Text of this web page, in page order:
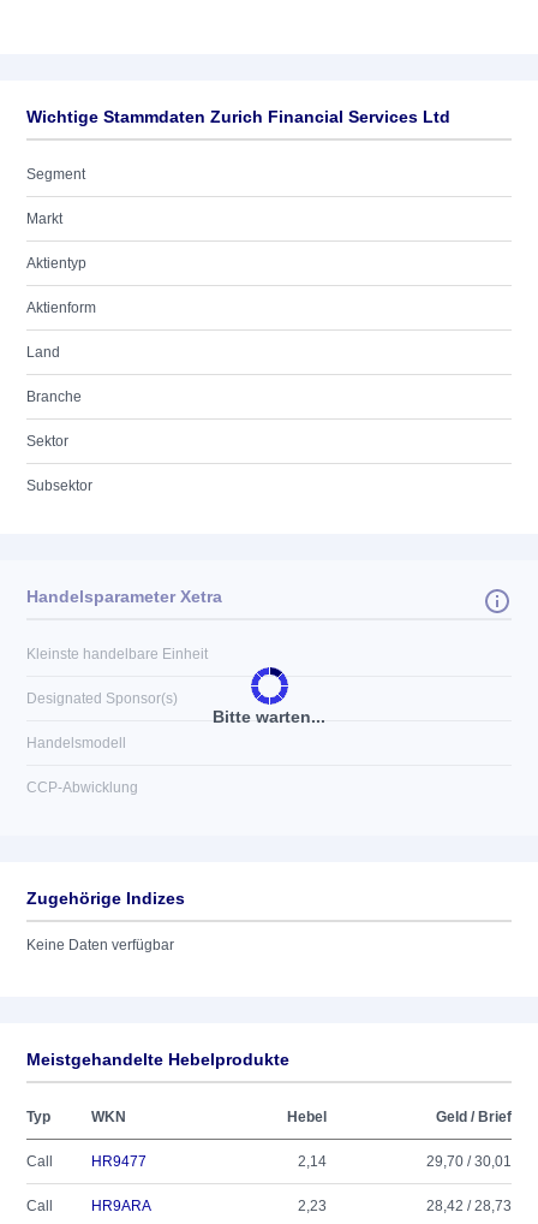
Wichtige Stammdaten Zurich Financial Services Ltd
Segment
Markt
Aktientyp
Aktienform
Land
Branche
Sektor
Subsektor
Bitte warten...
Handelsparameter Xetra
Kleinste handelbare Einheit
Designated Sponsor(s)
Handelsmodell
CCP-Abwicklung
Zugehörige Indizes
Keine Daten verfügbar
Meistgehandelte Hebelprodukte
Typ WKN Hebel Geld / Brief
Call HR9477 2,14 29,70 / 30,01
Call HR9ARA 2,23 28,42 / 28,73